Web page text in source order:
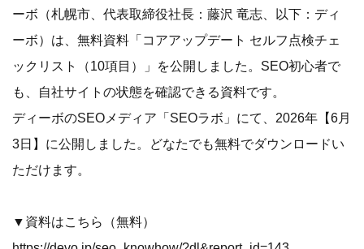
ーボ（札幌市、代表取締役社長：藤沢 竜志、以下：ディ
ーボ）は、無料資料「コアアップデート セルフ点検チェ
ックリスト（10項目）」を公開しました。SEO初心者で
も、自社サイトの状態を確認できる資料です。
ディーボのSEOメディア「SEOラボ」にて、2026年【6月
3日】に公開しました。どなたでも無料でダウンロードい
ただけます。
▼資料はこちら（無料）